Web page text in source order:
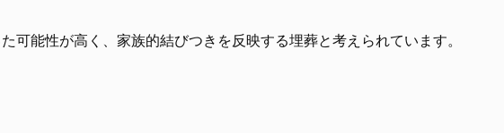
可能性が高く、家族的結びつきを反映する埋葬と考えられています。